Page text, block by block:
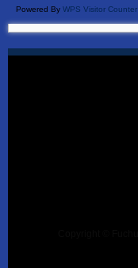
Powered By WPS Visitor Counter